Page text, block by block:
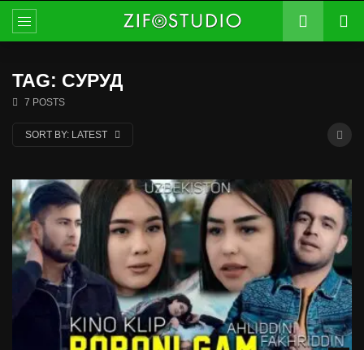
TAG: СУРУД
7 POSTS
SORT BY: LATEST